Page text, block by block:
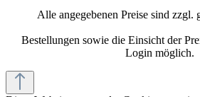
Alle angegebenen Preise sind zzgl.
Bestellungen sowie die Einsicht der
Login möglich.